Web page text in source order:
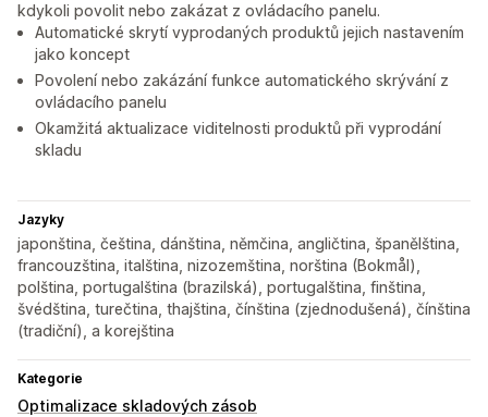
kdykoli povolit nebo zakázat z ovládacího panelu.
Automatické skrytí vyprodaných produktů jejich nastavením
jako koncept
Povolení nebo zakázání funkce automatického skrývání z
ovládacího panelu
Okamžitá aktualizace viditelnosti produktů při vyprodání
skladu
Jazyky
japonština, čeština, dánština, němčina, angličtina, španělština,
francouzština, italština, nizozemština, norština (Bokmål),
polština, portugalština (brazilská), portugalština, finština,
švédština, turečtina, thajština, čínština (zjednodušená), čínština
(tradiční), a korejština
Kategorie
Optimalizace skladových zásob